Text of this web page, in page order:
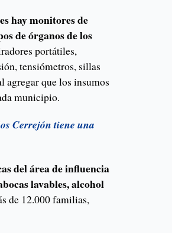
hay monitores de
de órganos de los
portátiles,
tensiómetros, sillas
agregar que los insumos
municipio.
Cerrejón tiene una
del área de influencia
lavables, alcohol
de 12.000 familias,